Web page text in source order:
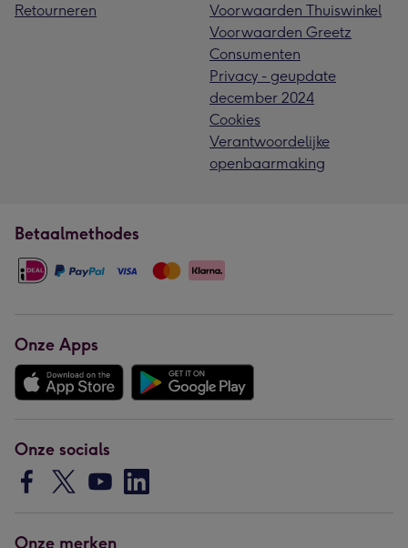
Retourneren
Voorwaarden Thuiswinkel
Voorwaarden Greetz
Consumenten
Privacy - geupdate
december 2024
Cookies
Verantwoordelijke
openbaarmaking
Betaalmethodes
Onze Apps
Onze socials
Onze merken